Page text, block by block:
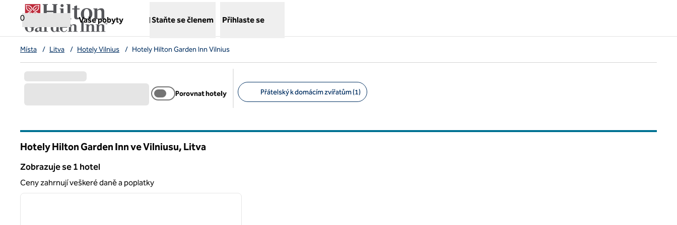
Přejít na obsah
0
Vaše pobyty
,otvírá novou záložku
Staňte se členem Přihlaste se
Místa / Litva / Hotely Vilnius / Hotely Hilton Garden Inn Vilnius
Porovnat hotely Přátelský k domácím zvířatům (1)
Hotely Hilton Garden Inn ve Vilniusu, Litva
Zobrazuje se 1 hotel
Zobrazuje se 1 hotel
Ceny zahrnují veškeré daně a poplatky
1 z 12
další obrázek